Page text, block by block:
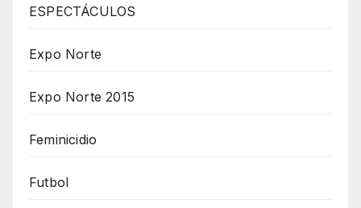
ESPECTÁCULOS
Expo Norte
Expo Norte 2015
Feminicidio
Futbol